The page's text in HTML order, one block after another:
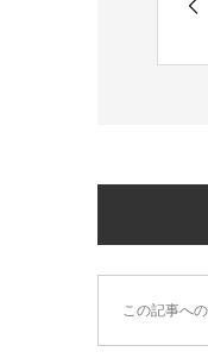
この記事へ